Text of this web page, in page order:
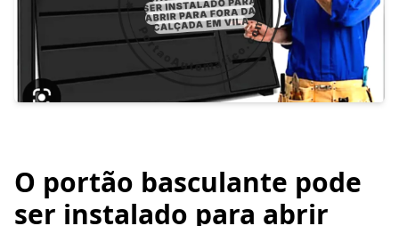
O portão basculante pode
ser instalado para abrir